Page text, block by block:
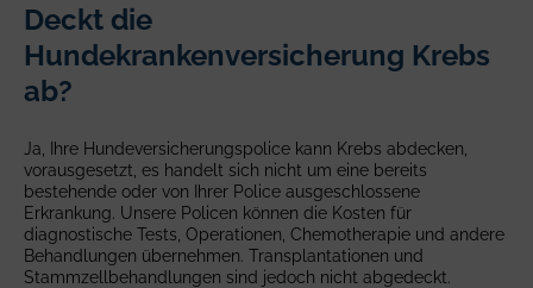
Deckt die
Hundekrankenversicherung Krebs
ab?
Ja, Ihre Hundeversicherungspolice kann Krebs abdecken,
vorausgesetzt, es handelt sich nicht um eine bereits
bestehende oder von Ihrer Police ausgeschlossene
Erkrankung. Unsere Policen können die Kosten für
diagnostische Tests, Operationen, Chemotherapie und andere
Behandlungen übernehmen. Transplantationen und
Stammzellbehandlungen sind jedoch nicht abgedeckt.